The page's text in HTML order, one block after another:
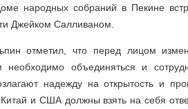
народных собраний в Пекине
Джейком Салливаном.
отметил, что перед лицом
необходимо объединяться и
надежду на открытость и
и США должны взять на себя